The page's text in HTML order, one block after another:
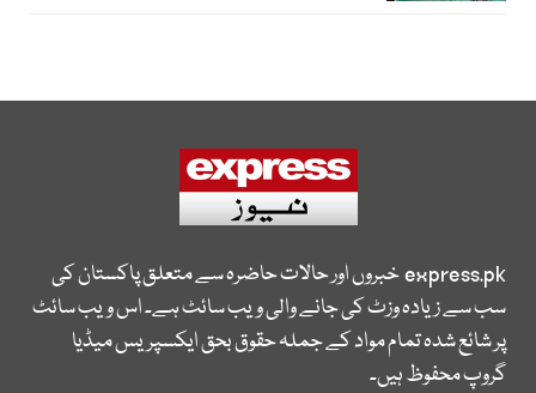
express.pkخبروں اور حالات حاضرہ سے متعلق پاکستان کی
سب سے زیادہ وزٹ کی جانے والی ویب سائٹ ہے۔ اس ویب سائٹ
پر شائع شدہ تمام مواد کے جملہ حقوق بحق ایکسپریس میڈیا
گروپ محفوظ ہیں۔